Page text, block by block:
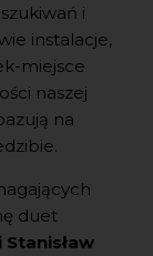
i
instalacje,
miejsce
naszej
na
duet
Stanisław